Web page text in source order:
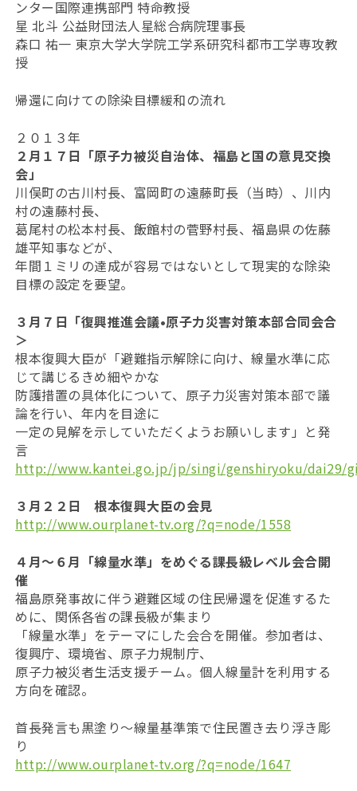
ンター国際連携部門 特命教授
星 北斗 公益財団法人星総合病院理事長
森口 祐一 東京大学大学院工学系研究科都市工学専攻教
授
帰還に向けての除染目標緩和の流れ
２０１３年
２月１７日「原子力被災自治体、福島と国の意見交換
会」
川俣町の古川村長、富岡町の遠藤町長（当時）、川内
村の遠藤村長、
葛尾村の松本村長、飯館村の菅野村長、福島県の佐藤
雄平知事などが、
年間１ミリの達成が容易ではないとして現実的な除染
目標の設定を要望。
３月７日「復興推進会議•原子力災害対策本部合同会合
＞
根本復興大臣が「避難指示解除に向け、線量水準に応
じて講じるきめ細やかな
防護措置の具体化について、原子力災害対策本部で議
論を行い、年内を目途に
一定の見解を示していただくようお願いします」と発
言
http://www.kantei.go.jp/jp/singi/genshiryoku/dai29/
３月２２日 根本復興大臣の会見
http://www.ourplanet-tv.org/?q=node/1558
４月〜６月「線量水準」をめぐる課長級レベル会合開
催
福島原発事故に伴う避難区域の住民帰還を促進するた
めに、関係各省の課長級が集まり
「線量水準」をテーマにした会合を開催。参加者は、
復興庁、環境省、原子力規制庁、
原子力被災者生活支援チーム。個人線量計を利用する
方向を確認。
首長発言も黒塗り〜線量基準策で住民置き去り浮き彫
り
http://www.ourplanet-tv.org/?q=node/1647